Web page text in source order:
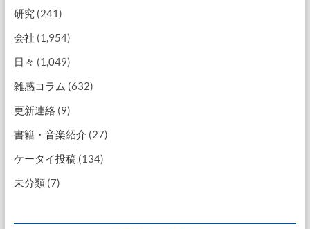
研究(241)
会社 (1,954)
日々 (1,049)
雑感コラム (632)
更新連絡(9)
書籍・音楽紹介 (27)
ケータイ投稿(134)
未分類(7)